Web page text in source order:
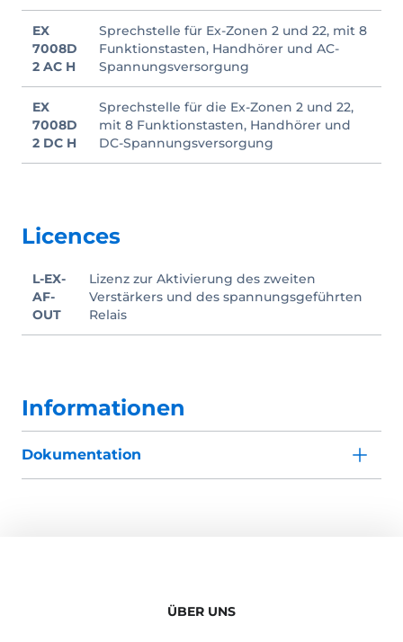
EX
7008D
2 AC H
Sprechstelle für Ex-Zonen 2 und 22, mit 8
Funktionstasten, Handhörer und AC-
Spannungsversorgung
EX
7008D
2 DC H
Sprechstelle für die Ex-Zonen 2 und 22,
mit 8 Funktionstasten, Handhörer und
DC-Spannungsversorgung
Licences
L-EX-
AF-
OUT
Lizenz zur Aktivierung des zweiten
Verstärkers und des spannungsgeführten
Relais
Informationen
Dokumentation
ÜBER UNS